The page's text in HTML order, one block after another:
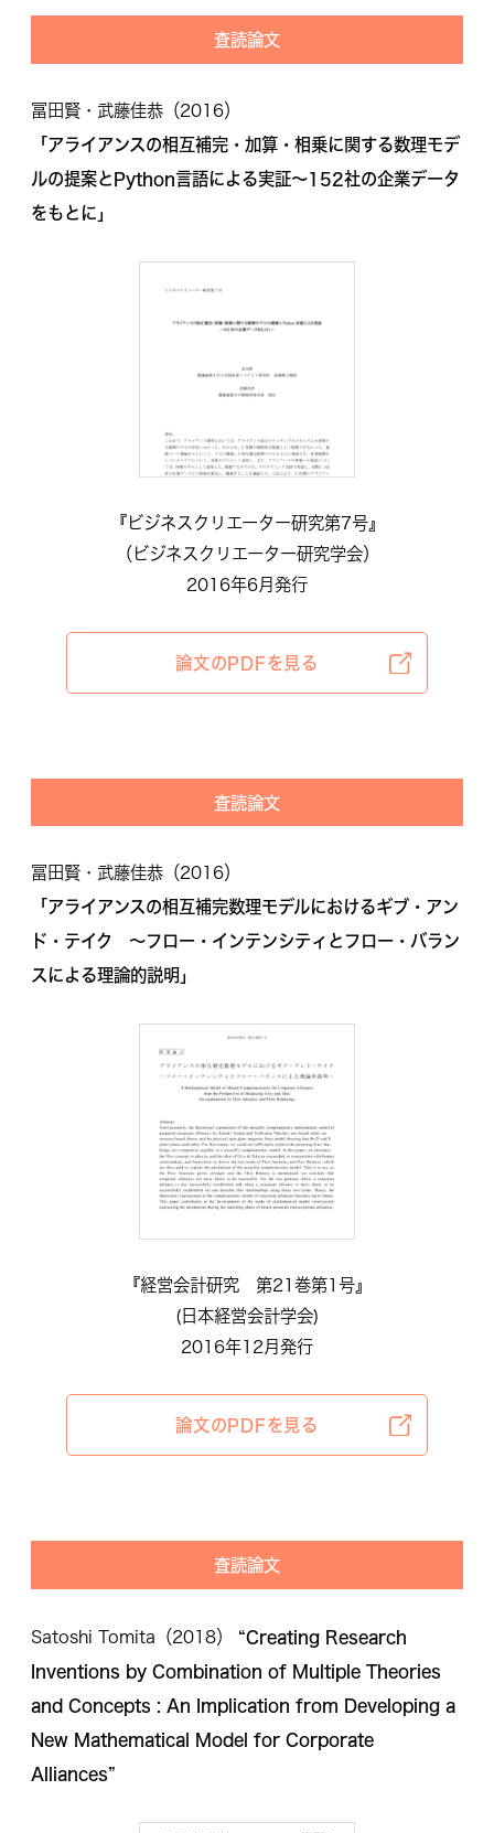
査読論文
冨田賢・武藤佳恭（2016）
「アライアンスの相互補完・加算・相乗に関する数理モデ
ルの提案とPython言語による実証～152社の企業データ
をもとに」
『ビジネスクリエーター研究第7号』
（ビジネスクリエーター研究学会）
2016年6月発行
論文のPDFを見る
査読論文
冨田賢・武藤佳恭（2016）
「アライアンスの相互補完数理モデルにおけるギブ・アン
ド・テイク 〜フロー・インテンシティとフロー・バラン
スによる理論的説明」
『経営会計研究 第21巻第1号』
(日本経営会計学会)
2016年12月発行
論文のPDFを見る
査読論文
Satoshi Tomita（2018） “Creating Research
Inventions by Combination of Multiple Theories
and Concepts : An Implication from Developing a
New Mathematical Model for Corporate
Alliances”